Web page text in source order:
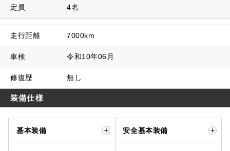
定員 4名
走行距離 7000km
車検 令和10年06月
修復歴 無し
装備仕様
基本装備 安全基本装備